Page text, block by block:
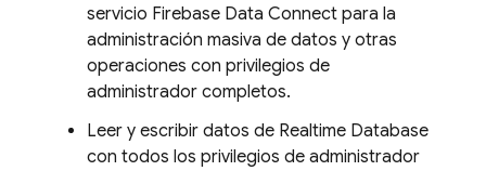
servicio Firebase Data Connect para la
administración masiva de datos y otras
operaciones con privilegios de
administrador completos.
Leer y escribir datos de Realtime Database
con todos los privilegios de administrador